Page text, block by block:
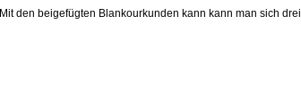
Mit den beigefügten Blankourkunden kann kann man sich